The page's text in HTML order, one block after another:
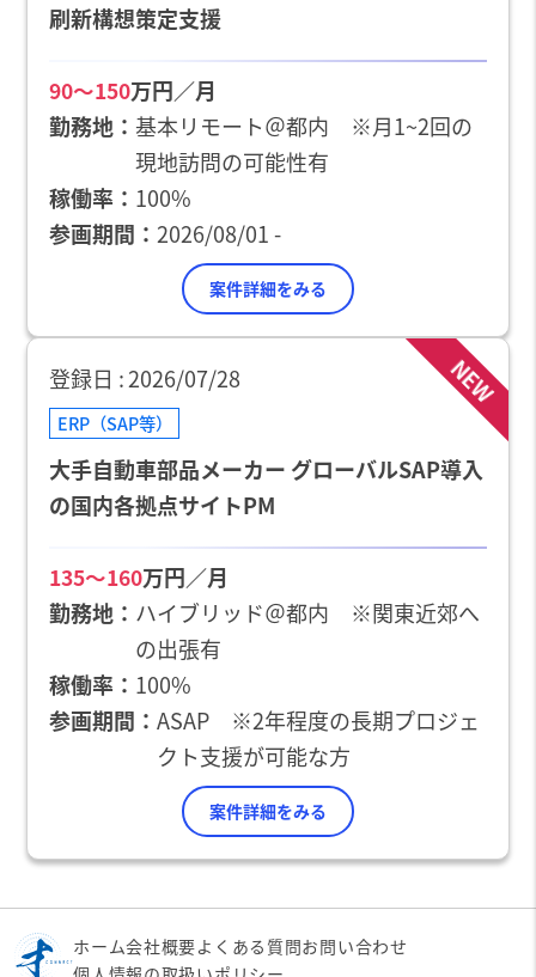
刷新構想策定支援
90〜150万円／月
勤務地
基本リモート＠都内 ※月1~2回の
現地訪問の可能性有
稼働率
100%
参画期間
2026/08/01 -
案件詳細をみる
NEW
登録日 2026/07/28
ERP（SAP等）
大手自動車部品メーカー グローバルSAP導入
の国内各拠点サイトPM
135〜160万円／月
勤務地
ハイブリッド＠都内 ※関東近郊へ
の出張有
稼働率
100%
参画期間
ASAP ※2年程度の長期プロジェ
クト支援が可能な方
案件詳細をみる
ホーム会社概要よくある質問お問い合わせ